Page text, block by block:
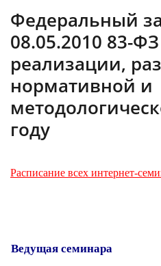
Федеральный
08.05.2010 83-
реализации,
нормативной и
году
Расписание всех интернет-
Ведущая семинара